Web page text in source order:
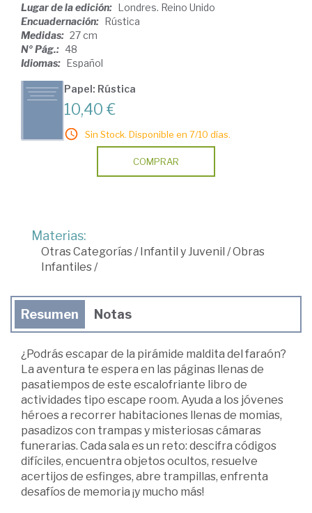
Lugar de la edición: Londres. Reino Unido
Encuadernación: Rústica
Medidas: 27 cm
Nº Pág.: 48
Idiomas: Español
Papel: Rústica
10,40 €
Sin Stock. Disponible en 7/10 días.
COMPRAR
Materias:
Otras Categorías/Infantil y Juvenil /Obras
Infantiles/
Resumen Notas
¿Podrás escapar de la pirámide maldita del faraón?
La aventura te espera en las páginas llenas de
pasatiempos de este escalofriante libro de
actividades tipo escape room. Ayuda a los jóvenes
héroes a recorrer habitaciones llenas de momias,
pasadizos con trampas y misteriosas cámaras
funerarias. Cada sala es un reto: descifra códigos
difíciles, encuentra objetos ocultos, resuelve
acertijos de esfinges, abre trampillas, enfrenta
desafíos de memoria ¡y mucho más!